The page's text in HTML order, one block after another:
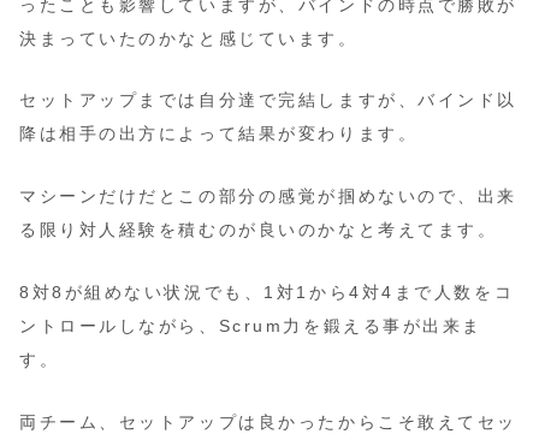
ったことも影響していますが、バインドの時点で勝敗が
決まっていたのかなと感じています。
セットアップまでは自分達で完結しますが、バインド以
降は相手の出方によって結果が変わります。
マシーンだけだとこの部分の感覚が掴めないので、出来
る限り対人経験を積むのが良いのかなと考えてます。
8対8が組めない状況でも、1対1から4対4まで人数をコ
ントロールしながら、Scrum力を鍛える事が出来ま
す。
両チーム、セットアップは良かったからこそ敢えてセッ